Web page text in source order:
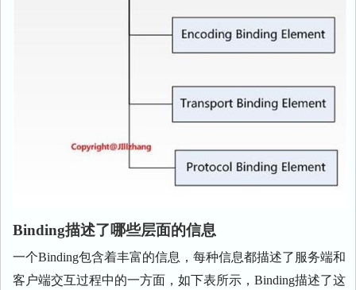
Binding描述了哪些层面的信息
一个Binding包含着丰富的信息，每种信息都描述了服务端和
客户端交互过程中的一方面，如下表所示，Binding描述了这